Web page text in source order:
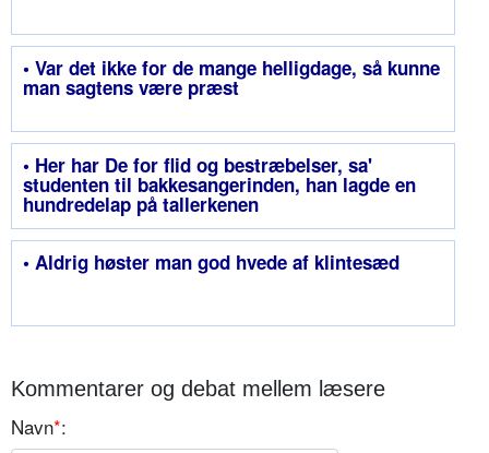
• Var det ikke for de mange helligdage, så kunne
man sagtens være præst
• Her har De for flid og bestræbelser, sa'
studenten til bakkesangerinden, han lagde en
hundredelap på tallerkenen
• Aldrig høster man god hvede af klintesæd
Kommentarer og debat mellem læsere
Navn*: